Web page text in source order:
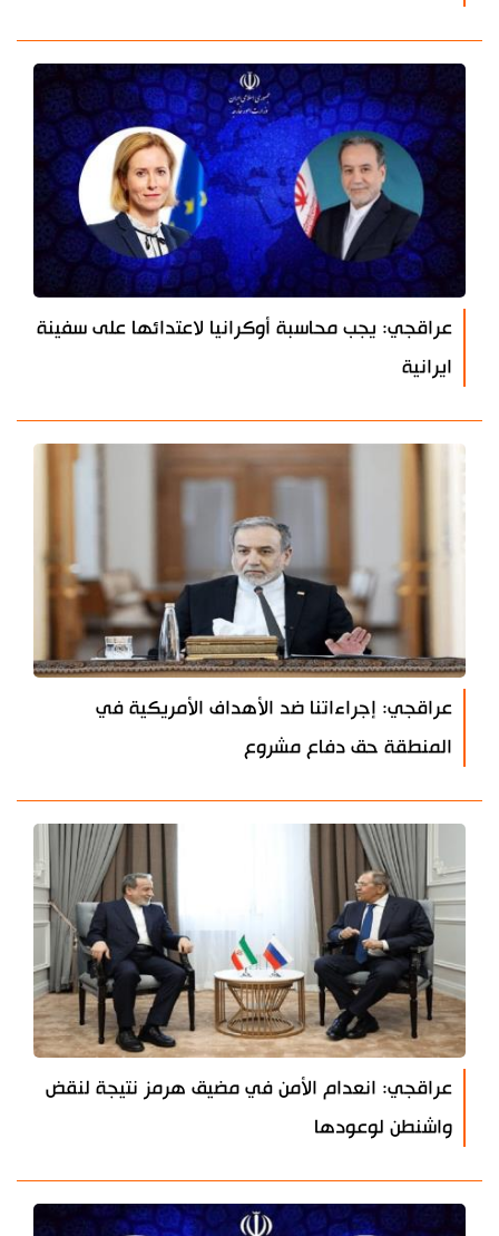
عراقجي: يجب محاسبة أوكرانيا لاعتدائها على سفينة
ايرانية
عراقجي: إجراءاتنا ضد الأهداف الأمريكية في
المنطقة حق دفاع مشروع
عراقجي: انعدام الأمن في مضيق هرمز نتيجة لنقض
واشنطن لوعودها